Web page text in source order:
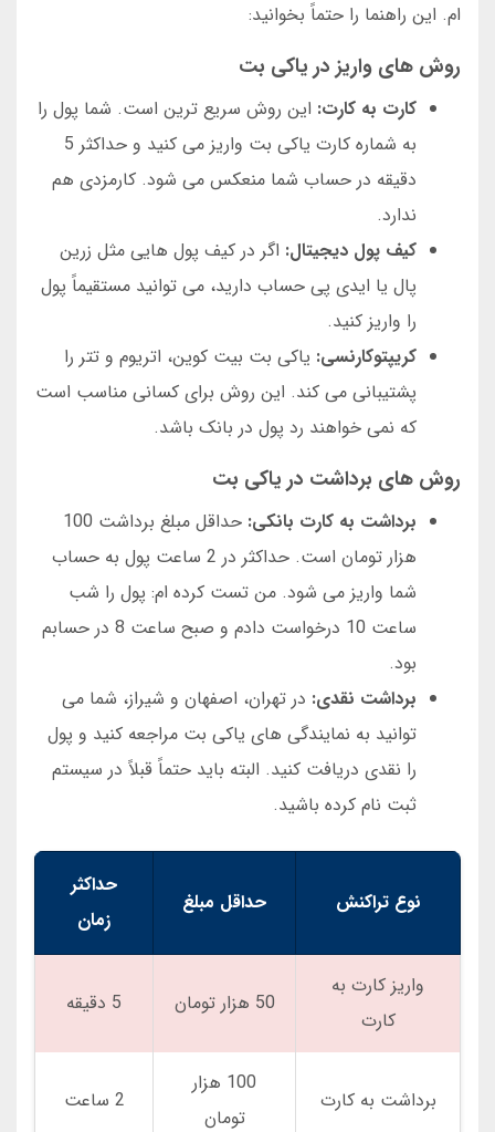
ام. این راهنما را حتماً بخوانید:
روش های واریز در یاکی بت
کارت به کارت: این روش سریع ترین است. شما پول را
به شماره کارت یاکی بت واریز می کنید و حداکثر 5
دقیقه در حساب شما منعکس می شود. کارمزدی هم
ندارد.
کیف پول دیجیتال: اگر در کیف پول هایی مثل زرین
پال یا ایدی پی حساب دارید، می توانید مستقیماً پول
را واریز کنید.
کریپتوکارنسی: یاکی بت بیت کوین، اتریوم و تتر را
پشتیبانی می کند. این روش برای کسانی مناسب است
که نمی خواهند رد پول در بانک باشد.
روش های برداشت در یاکی بت
برداشت به کارت بانکی:
حداقل مبلغ برداشت 100
هزار تومان است. حداکثر در 2 ساعت پول به حساب
شما واریز می شود. من تست کرده ام: پول را شب
ساعت 10 درخواست دادم و صبح ساعت 8 در حسابم
بود.
برداشت نقدی: در تهران، اصفهان و شیراز، شما می
توانید به نمایندگی های یاکی بت مراجعه کنید و پول
را نقدی دریافت کنید. البته باید حتماً قبلاً در سیستم
ثبت نام کرده باشید.
نوع تراکنش حداقل مبلغ
حداکثر
زمان
واریز کارت به
کارت
50 هزار تومان 5 دقیقه
برداشت به کارت
100 هزار
تومان
2 ساعت